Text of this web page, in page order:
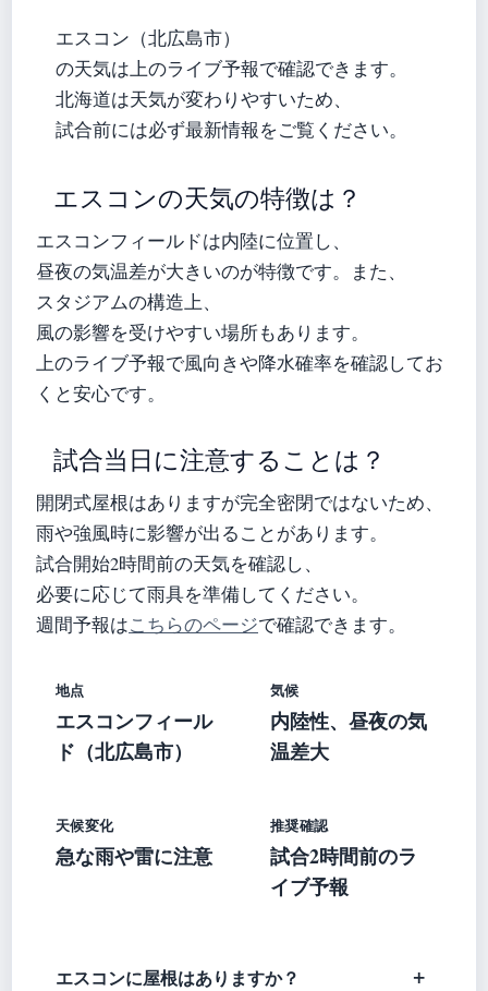
エスコン（北広島市）
の天気は上のライブ予報で確認できます。
北海道は天気が変わりやすいため、
試合前には必ず最新情報をご覧ください。
エスコンの天気の特徴は？
エスコンフィールドは内陸に位置し、
昼夜の気温差が大きいのが特徴です。また、
スタジアムの構造上、
風の影響を受けやすい場所もあります。
上のライブ予報で風向きや降水確率を確認してお
くと安心です。
試合当日に注意することは？
開閉式屋根はありますが完全密閉ではないため、
雨や強風時に影響が出ることがあります。
試合開始2時間前の天気を確認し、
必要に応じて雨具を準備してください。
週間予報はこちらのページで確認できます。
地点
エスコンフィール
ド（北広島市）
気候
内陸性、昼夜の気
温差大
天候変化
急な雨や雷に注意
推奨確認
試合2時間前のラ
イブ予報
エスコンに屋根はありますか？